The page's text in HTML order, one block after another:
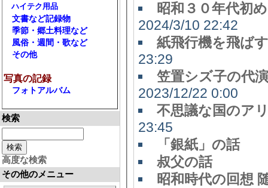
ハイテク用品
文書など記録物
季節・郷土料理など
風俗・週間・歌など
その他
写真の記録
フォトアルバム
検索
高度な検索
その他のメニュー
昭和３０年代初
2024/3/10 22:42
紙飛行機を飛
23:29
笠置シズ子の
2023/12/22 0:00
不思議な国の
23:45
「銀紙」の
叔父の話
昭和